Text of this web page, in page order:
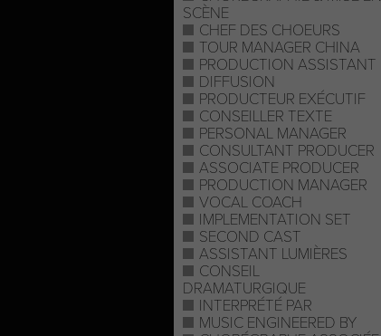
SCÈNE
CHEF DES CHOEURS
TOUR MANAGER CHINA
PRODUCTION ASSISTANT
DIFFUSION
PRODUCTEUR EXÉCUTIF
CONSEILLER TEXTE
PERSONAL MANAGER
CONSULTANT PRODUCER
ASSOCIATE PRODUCER
PRODUCTION MANAGER
VOCAL COACH
IMPLEMENTATION SET
SECOND CAST
ASSISTANT LUMIÈRES
CONSEIL
DRAMATURGIQUE
INTERPRÉTÉ PAR
MUSIC ENGINEERED BY